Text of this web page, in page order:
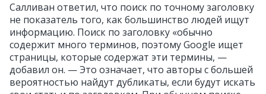
Салливан ответил, что поиск по точному заголовку
не показатель того, как большинство людей ищут
информацию. Поиск по заголовку «обычно
содержит много терминов, поэтому Google ищет
страницы, которые содержат эти термины, —
добавил он. — Это означает, что авторы с большей
вероятностью найдут дубликаты, если будут искать